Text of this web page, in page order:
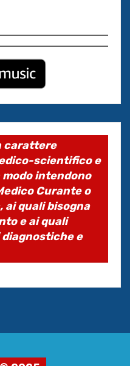
carattere
scientifico e
intendono
Curante o
ai quali bisogna
e ai quali
e